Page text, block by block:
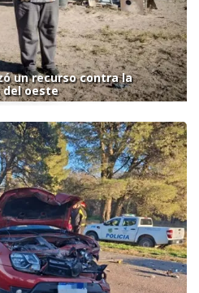
un recurso contra la
oeste